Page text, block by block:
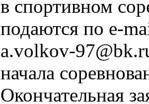
в спортивном
подаются по e-
a.volkov-
начала
Окончательная